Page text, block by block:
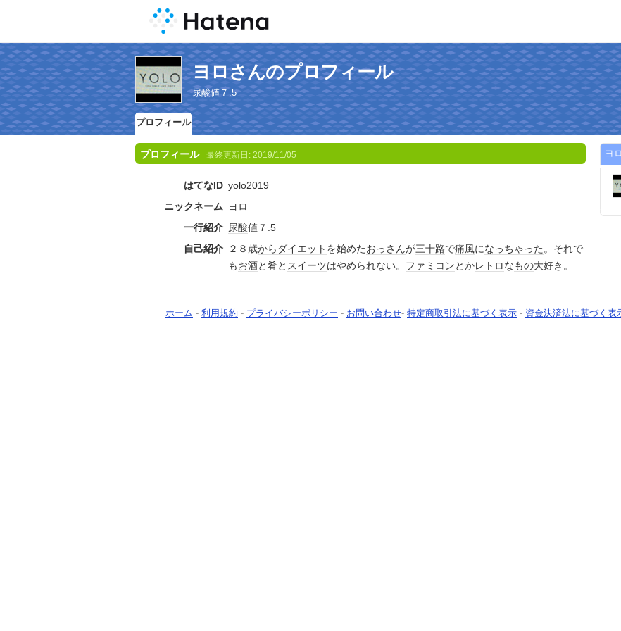
ヨロさんのプロフィール
尿酸値７.5
プロフィール
プロフィール 最終更新日: 2019/11/05
はてなID yolo2019
ニックネーム ヨロ
一行紹介 尿酸値７.5
自己紹介
２８歳から ダイエット を始めたおっさんが三十路で痛風になっちゃった。それで
もお酒と肴と スイーツはやめられない。 ファミコンとかレトロなもの大好き。
ヨ
ホーム - 利用規約 - プライバシーポリシー - お問い合わせ- 特定商取引法に基づく表示 - 資金決済法に基づく表